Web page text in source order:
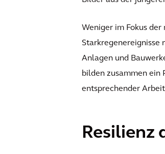
Weniger im Fokus
Starkregenereignisse
Anlagen und
bilden zusammen ein
entsprechender
Resilienz